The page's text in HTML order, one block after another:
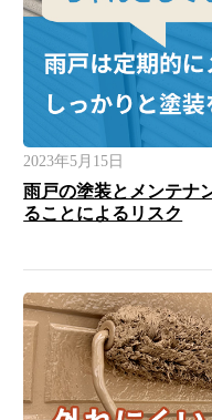
2023年5月15日
雨戸の塗装とメンテナ
ることによるリスク